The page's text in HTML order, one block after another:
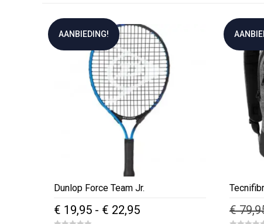
AANBIEDING!
Dunlop Force Team Jr.
€ 19,95 - € 22,95Prijsklasse:
€